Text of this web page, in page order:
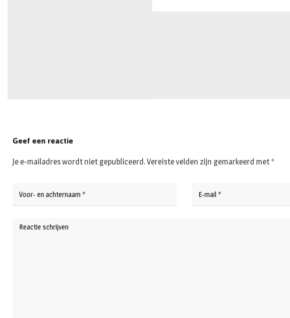
Geef een reactie
Je e-mailadres wordt niet gepubliceerd.Vereiste velden zijn gemarkeerd met *